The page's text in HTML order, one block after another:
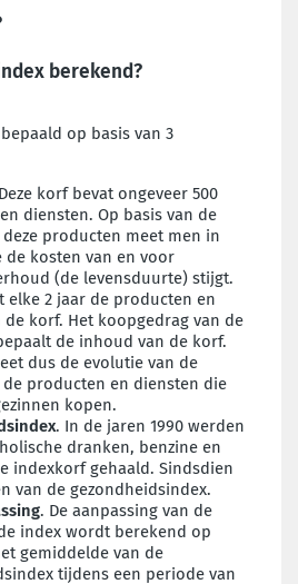
berekend?
op basis van 3
korf bevat ongeveer 500
diensten. Op basis van de
producten meet men in
de kosten van en voor
(de levensduurte) stijgt.
elke 2 jaar de producten en
korf. Het koopgedrag van de
de inhoud van de korf.
dus de evolutie van de
de producten en diensten die
kopen.
. In de jaren 1990 werden
dranken, benzine en
indexkorf gehaald. Sindsdien
van de gezondheidsindex.
. De aanpassing van de
index wordt berekend op
gemiddelde van de
tijdens een periode van